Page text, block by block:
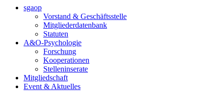
sgaop
Vorstand & Geschäftsstelle
Mitgliederdatenbank
Statuten
A&O-Psychologie
Forschung
Kooperationen
Stelleninserate
Mitgliedschaft
Event & Aktuelles